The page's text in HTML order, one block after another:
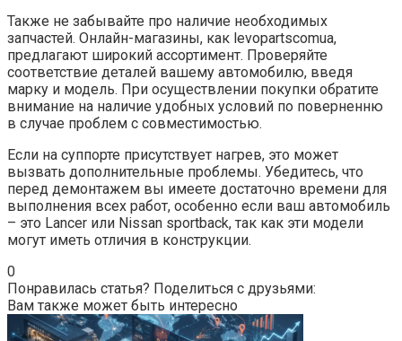
Также не забывайте про наличие необходимых
запчастей. Онлайн-магазины, как levopartscomua,
предлагают широкий ассортимент. Проверяйте
соответствие деталей вашему автомобилю, введя
марку и модель. При осуществлении покупки обратите
внимание на наличие удобных условий по поверненню
в случае проблем с совместимостью.
Если на суппорте присутствует нагрев, это может
вызвать дополнительные проблемы. Убедитесь, что
перед демонтажем вы имеете достаточно времени для
выполнения всех работ, особенно если ваш автомобиль
– это Lancer или Nissan sportback, так как эти модели
могут иметь отличия в конструкции.
0
Понравилась статья? Поделиться с друзьями:
Вам также может быть интересно